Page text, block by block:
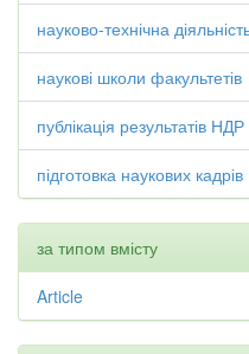
науково-технічна
наукові школи факультетів
публікація результатів НДР
підготовка наукових кадрів
за типом вмісту
Article